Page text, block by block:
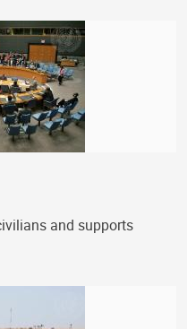
and supports